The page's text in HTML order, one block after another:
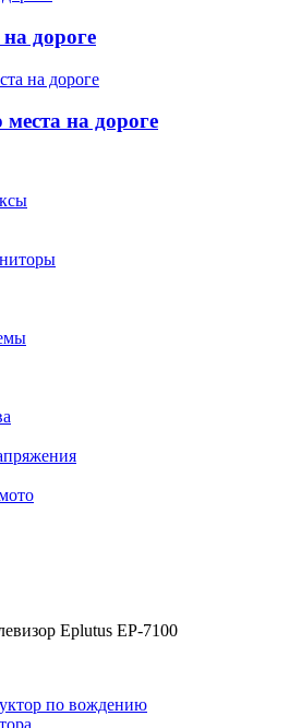
дороге
на дороге
Eplutus EP-7100
по вождению